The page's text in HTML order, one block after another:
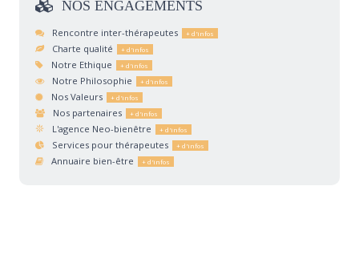
NOS ENGAGEMENTS
Rencontre inter-thérapeutes
Charte qualité
Notre Ethique
Notre Philosophie
Nos Valeurs
Nos partenaires
L'agence Neo-bienêtre
Services pour thérapeutes
Annuaire bien-être